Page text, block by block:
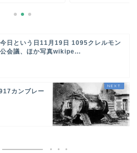
今日という日11月19日 1095クレルモン
公会議、ほか写真wikipe...
カンブレー